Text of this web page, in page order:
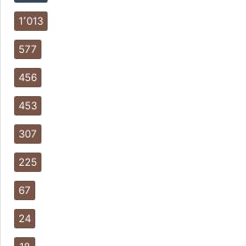
1٬013
577
456
453
307
225
67
24